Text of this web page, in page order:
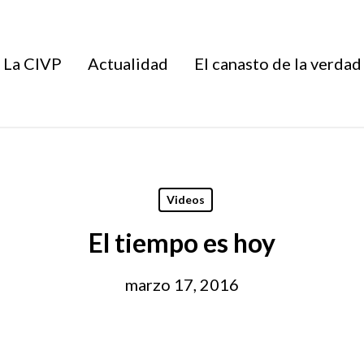
La CIVP Actualidad El canasto de la verdad
Videos
El tiempo es hoy
marzo 17, 2016